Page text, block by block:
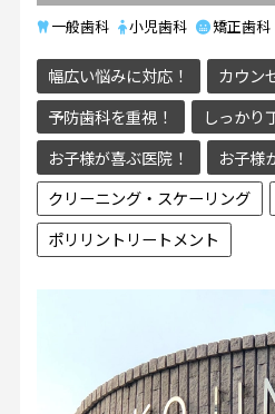
一般歯科
小児歯科 矯正歯科
幅広い悩みに対応！
カウン
予防歯科を重視！
しっかり
お子様が喜ぶ医院！
お子様
クリーニング・スケーリング
ポリリントリートメント